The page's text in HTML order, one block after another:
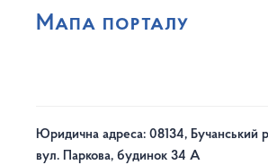
Мапа порталу
Юридична адреса: 08134, Бучанський
вул. Паркова, будинок 34 А